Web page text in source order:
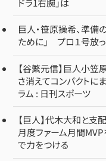
ドラ1右腕」は
巨人・笹原操希、準備
ために」 プロ１号放
【谷繁元信】巨人小
さ消えてコンパクトに
ラム : 日刊スポーツ
【巨人】代木大和と
月度ファーム月間
で力をつける